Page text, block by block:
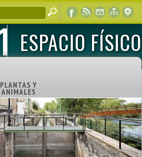
ESPACIO FÍSICO
PLANTAS Y
ANIMALES